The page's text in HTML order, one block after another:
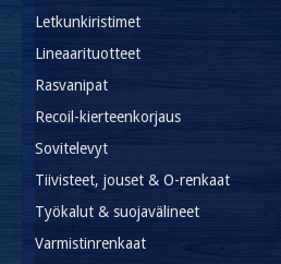
Letkunkiristimet
Lineaarituotteet
Rasvanipat
Recoil-kierteenkorjaus
Sovitelevyt
Tiivisteet, jouset & O-renkaat
Työkalut & suojavälineet
Varmistinrenkaat